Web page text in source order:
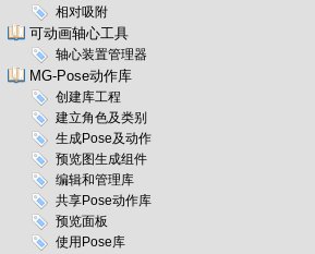
相对吸附
可动画轴心工具
轴心装置管理器
MG-Pose动作库
创建库工程
建立角色及类别
生成Pose及动作
预览图生成组件
编辑和管理库
共享Pose动作库
预览面板
使用Pose库